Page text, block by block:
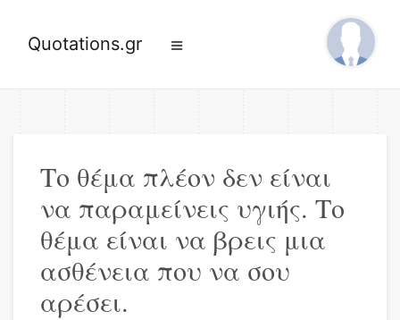
Quotations.gr
Το θέμα πλέον δεν είναι
να παραμείνεις υγιής. Το
θέμα είναι να βρεις μια
ασθένεια που να σου
αρέσει.